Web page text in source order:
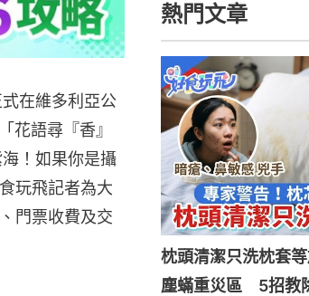
在維多利亞公
花語尋『香』
！如果你是攝
玩飛記者為大
門票收費及交
熱門文章
枕頭清潔只洗枕套
塵蟎重災區 5招教